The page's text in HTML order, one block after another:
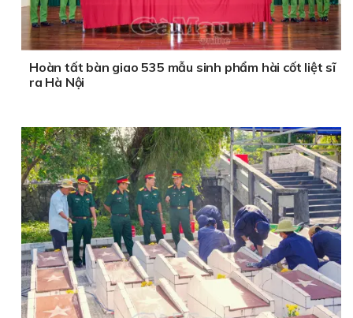
Hoàn tất bàn giao 535 mẫu sinh phẩm hài cốt liệt sĩ
ra Hà Nội